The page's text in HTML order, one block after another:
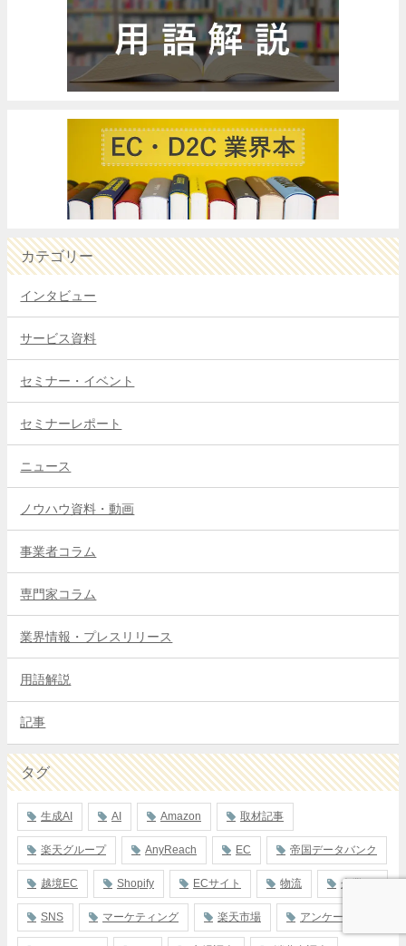
カテゴリー
インタビュー
サービス資料
セミナー・イベント
セミナーレポート
ニュース
ノウハウ資料・動画
事業者コラム
専門家コラム
業界情報・プレスリリース
用語解説
記事
タグ
生成AI AI Amazon 取材記事
楽天グループ AnyReach EC 帝国データバンク
越境EC Shopify ECサイト 物流 企業PR
SNS マーケティング 楽天市場 アンケート調査